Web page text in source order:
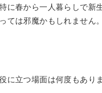
に春から一人暮らしで新
ては邪魔かもしれません
に立つ場面は何度もあり